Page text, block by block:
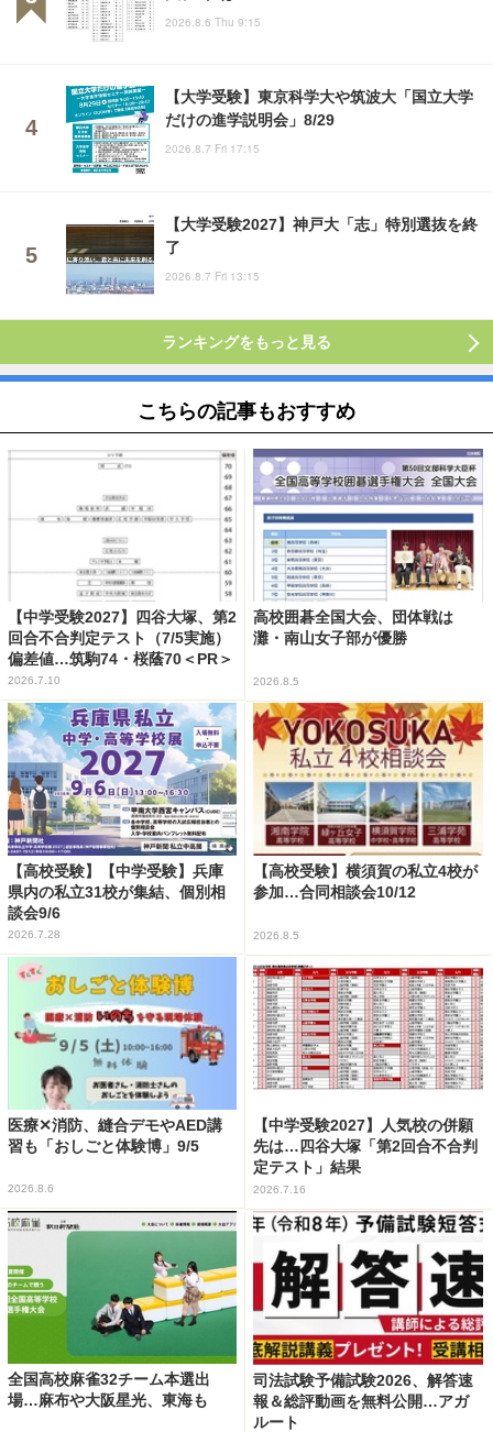
2026.8.6 Thu 9:15
【大学受験】東京科学大や筑波大「国立大学
だけの進学説明会」8/29
2026.8.7 Fri 17:15
【大学受験2027】神戸大「志」特別選抜を終
了
2026.8.7 Fri 13:15
ランキングをもっと見る
こちらの記事もおすすめ
【中学受験2027】四谷大塚、第2
回合不合判定テスト（7/5実施）
偏差値…筑駒74・桜蔭70＜PR＞
2026.7.10
高校囲碁全国大会、団体戦は
灘・南山女子部が優勝
2026.8.5
【高校受験】【中学受験】兵庫
県内の私立31校が集結、個別相
談会9/6
2026.7.28
【高校受験】横須賀の私立4校が
参加…合同相談会10/12
2026.8.5
医療✕消防、縫合デモやAED講
習も「おしごと体験博」9/5
2026.8.6
【中学受験2027】人気校の併願
先は…四谷大塚「第2回合不合判
定テスト」結果
2026.7.16
全国高校麻雀32チーム本選出
場…麻布や大阪星光、東海も
司法試験予備試験2026、解答速
報＆総評動画を無料公開…アガ
ルート